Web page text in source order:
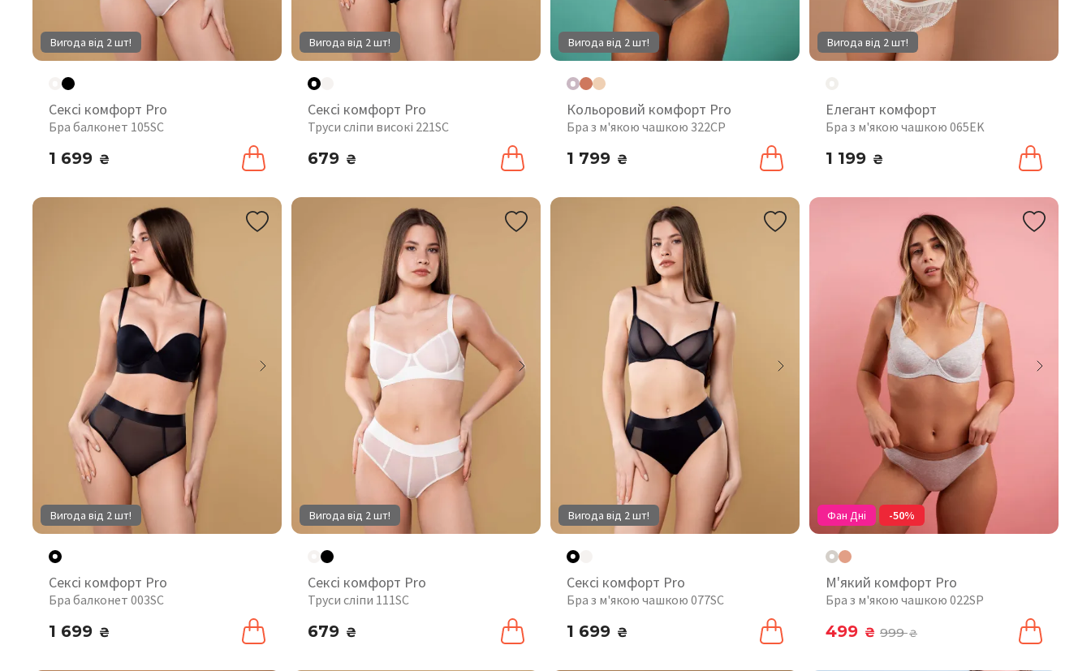
Вигода від 2 шт!
Сексі комфорт Pro
Бра балконет 105SC
1 699 ₴
Вигода від 2 шт!
Сексі комфорт Pro
Труси сліпи високі 221SC
679 ₴
Вигода від 2 шт!
Кольоровий комфорт Pro
Бра з м'якою чашкою 322CP
1 799 ₴
Вигода від 2 шт!
Елегант комфорт
Бра з м'якою чашкою 065EK
1 199 ₴
Вигода від 2 шт!
Сексі комфорт Pro
Бра балконет 003SC
1 699 ₴
Вигода від 2 шт!
Сексі комфорт Pro
Труси сліпи 111SC
679 ₴
Вигода від 2 шт!
Сексі комфорт Pro
Бра з м'якою чашкою 077SC
1 699 ₴
Фан Дні -50%
М'який комфорт Pro
Бра з м'якою чашкою 022SP
499 ₴ 999₴